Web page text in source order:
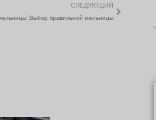
СЛЕДУЮЩИЙ
Выбор правильной мельницы